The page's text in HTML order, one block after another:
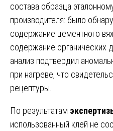
состава образца
производителя: было
содержание цементного
содержание органических
анализ подтвердил
при нагреве, что
рецептуры.
По результатам
использованный клей не